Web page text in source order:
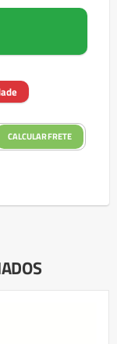
CALCULAR FRETE